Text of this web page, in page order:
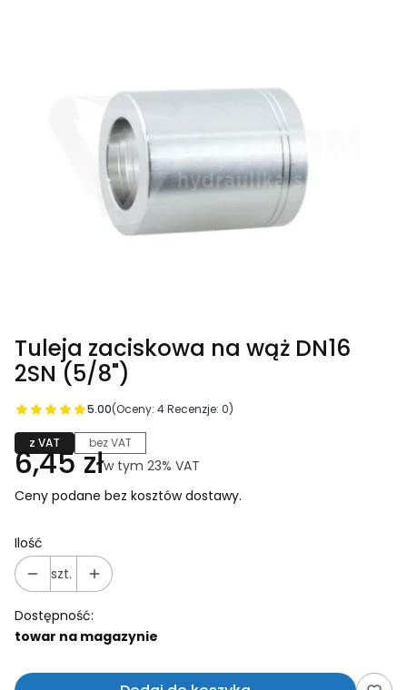
Tuleja zaciskowa na wąż DN16
2SN (5/8")
5.00(Oceny: 4 Recenzje: 0)
z VAT bez VAT
Cena
6,45 złw tym 23% VAT
w tym 23% VAT
Ceny podane bez kosztów dostawy.
Ilość
szt.
Dostępność:
towar na magazynie